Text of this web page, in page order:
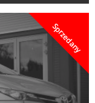
Sprzedany